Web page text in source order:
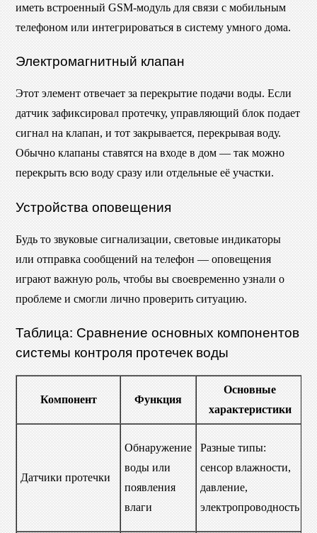
иметь встроенный GSM-модуль для связи с мобильным
телефоном или интегрироваться в систему умного дома.
Электромагнитный клапан
Этот элемент отвечает за перекрытие подачи воды. Если
датчик зафиксировал протечку, управляющий блок подает
сигнал на клапан, и тот закрывается, перекрывая воду.
Обычно клапаны ставятся на входе в дом — так можно
перекрыть всю воду сразу или отдельные её участки.
Устройства оповещения
Будь то звуковые сигнализации, световые индикаторы
или отправка сообщений на телефон — оповещения
играют важную роль, чтобы вы своевременно узнали о
проблеме и смогли лично проверить ситуацию.
Таблица: Сравнение основных компонентов
системы контроля протечек воды
Компонент Функция
Основные
характеристики
Датчики протечки
Обнаружение
воды или
появления
влаги
Разные типы:
сенсор влажности,
давление,
электропроводность